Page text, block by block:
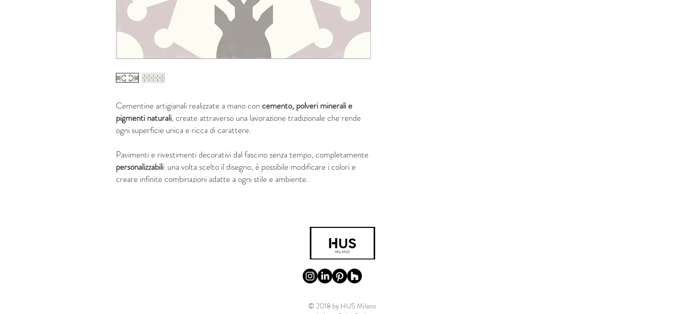
Cementine artigianali realizzate a mano concemento, polveri minerali e
pigmenti naturali, create attraverso una lavorazione tradizionale che rende
ogni superficie unica e ricca di carattere.
Pavimenti e rivestimenti decorativi dal fascino senza tempo, completamente
personalizzabili: una volta scelto il disegno, è possibile modificare i colori e
creare infinite combinazioni adatte a ogni stile e ambiente.
© 2018 by HUS Milano